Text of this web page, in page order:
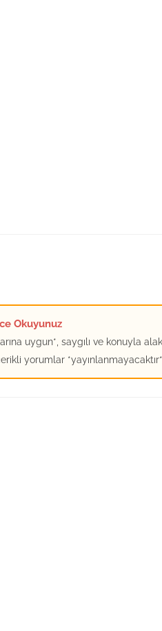
Okuyunuz
uygun*, saygılı ve konuyla
yorumlar